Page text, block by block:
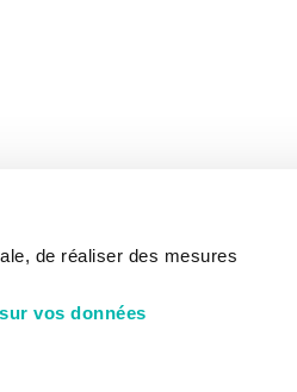
de réaliser des mesures
vos données